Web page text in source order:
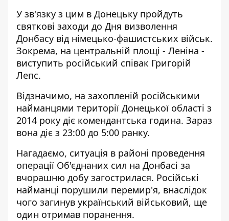
У зв'язку з цим в Донецьку пройдуть
святкові заходи до Дня визволення
Донбасу від німецько-фашистських військ.
Зокрема, на центральній площі - Леніна -
виступить російський співак Григорій
Лепс.
Відзначимо, на захопленій російськими
найманцями території Донецької області з
2014 року діє комендантська година. Зараз
вона діє з 23:00 до 5:00 ранку.
Нагадаємо, ситуація в районі проведення
операції Об'єднаних сил на Донбасі за
вчорашню добу загострилася. Російські
найманці порушили перемир'я, внаслідок
чого загинув український військовий, ще
один отримав поранення.